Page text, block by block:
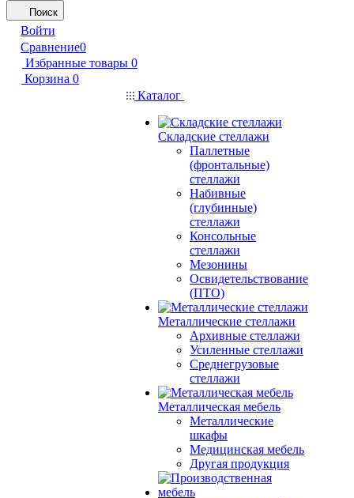
Поиск
Войти
Сравнение0
Избранные товары 0
Корзина 0
Каталог
Складские стеллажи
Паллетные
(фронтальные)
стеллажи
Набивные
(глубинные)
стеллажи
Консольные
стеллажи
Мезонины
Освидетельствование
(ПТО)
Металлические стеллажи
Архивные стеллажи
Усиленные стеллажи
Среднегрузовые
стеллажи
Металлическая мебель
Металлические
шкафы
Медицинская мебель
Другая продукция